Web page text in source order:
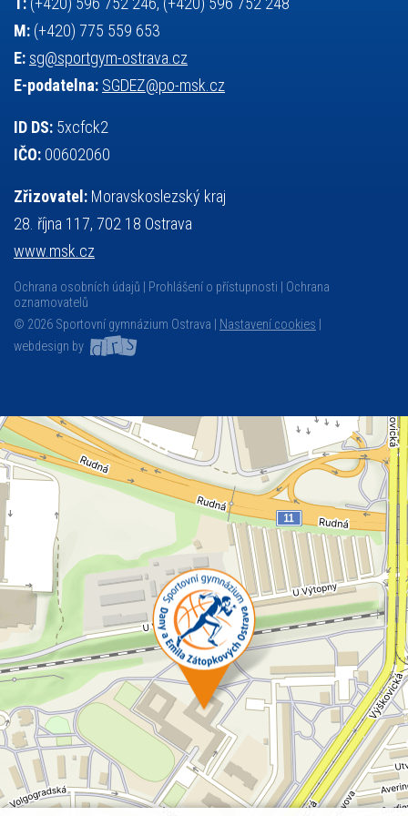
M: (+420) 775 559 653
E: sg@sportgym-ostrava.cz
E-podatelna: SGDEZ@po-msk.cz
ID DS: 5xcfck2
IČO: 00602060
Zřizovatel: Moravskoslezský kraj
28. října 117, 702 18 Ostrava
www.msk.cz
Ochrana osobních údajů Prohlášení o přístupnosti
Ochrana
oznamovatelů
© 2026 Sportovní gymnázium Ostrava |
Nastavení cookies
webdesign by